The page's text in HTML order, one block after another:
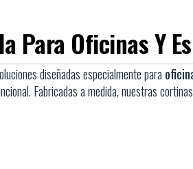
Para Oficinas Y
diseñadas especialmente para
Fabricadas a medida, nuestras